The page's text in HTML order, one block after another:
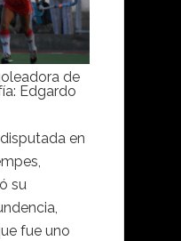
de
Edgardo
en
su
fue uno